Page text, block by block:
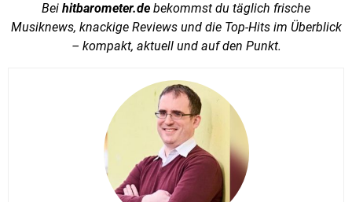
Bei hitbarometer.de bekommst du täglich frische
Musiknews, knackige Reviews und die Top-Hits im Überblick
– kompakt, aktuell und auf den Punkt.